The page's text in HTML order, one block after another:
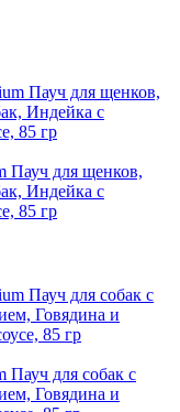
Пауч для щенков,
Индейка с
85 гр
Пауч для собак с
Говядина и